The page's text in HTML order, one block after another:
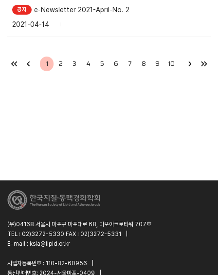
e-Newsletter 2021-April-No. 2
2021-04-14
1 2 3 4 5 6 7 8 9 10
(우)04168 서울시 마포구 마포대로 68, 마포아크로타워 707호
TEL : 02)3272-5330 FAX : 02)3272-5331
E-mail : ksla@lipid.or.kr
사업자등록번호 : 110-82-60956
통신판매번호: 2024-서울마포-0409